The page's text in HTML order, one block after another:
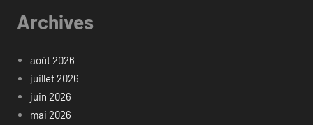
Archives
août 2026
juillet 2026
juin 2026
mai 2026